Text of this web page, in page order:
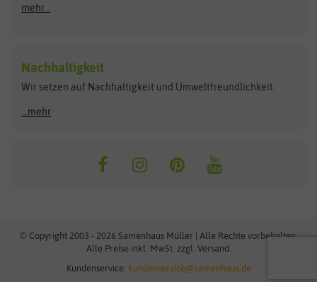
Anzuchtschalen
Heizmatte & Heizkabel
Kokos-Quelltabletten
Zimmergewächshaus
Maissamen
Paprikasamen
Carl Pabst
Florissa
Flortis
Franchi Sementi
Greenline
Hortitops
JUB Holland
Küpper
Ladbrooke Soil Blockers
mehr...
Nachhaltigkeit
Wir setzen auf Nachhaltigkeit und Umweltfreundlichkeit.
...mehr
© Copyright 2003 - 2026 Samenhaus Müller | Alle Rechte vorbehalten.
Alle Preise inkl. MwSt. zzgl. Versand.
Kundenservice: kundenservice@samenhaus.de